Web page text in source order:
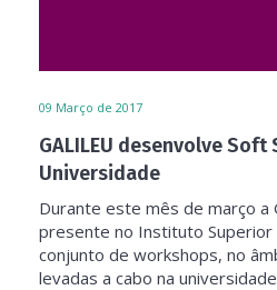
09 Março de 2017
GALILEU desenvolve Soft
Universidade
Durante este mês de março a
presente no Instituto Superior
conjunto de workshops, no
levadas a cabo na